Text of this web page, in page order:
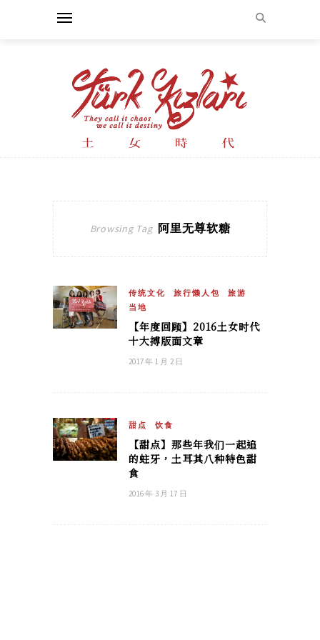
Browsing Tag 阿里无尊软糖
传统文化 旅行懒人包
旅游
当地
【年度回顾】2016土女时代
十大搏版面文章
2017 年 1 月 2 日
甜点 饮食
【甜点】那些年我们一起追
的蛀牙，土耳其八种特色甜
食
2016 年 3 月 17 日